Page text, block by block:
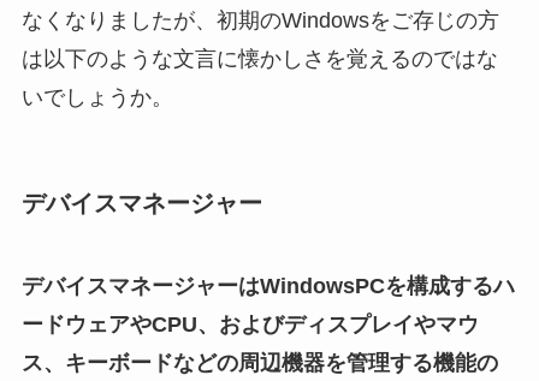
なくなりましたが、初期のWindowsをご存じの方
は以下のような文言に懐かしさを覚えるのではな
いでしょうか。
デバイスマネージャー
デバイスマネージャーはWindowsPCを構成するハ
ードウェアやCPU、およびディスプレイやマウ
ス、キーボードなどの周辺機器を管理する機能の